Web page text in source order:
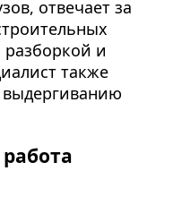
отвечает за
разборкой и
также